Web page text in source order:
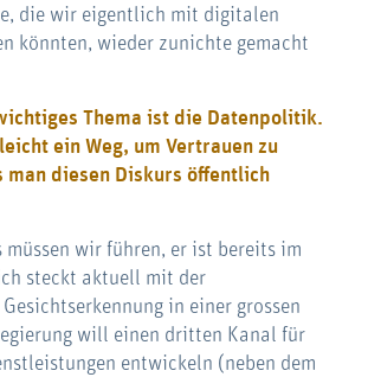
die wir eigentlich mit digitalen
könnten, wieder zunichte gemacht
Thema ist die Datenpolitik.
ein Weg, um Vertrauen zu
man diesen Diskurs öffentlich
müssen wir führen, er ist bereits im
steckt aktuell mit der
in einer grossen
will einen dritten Kanal für
entwickeln (neben dem